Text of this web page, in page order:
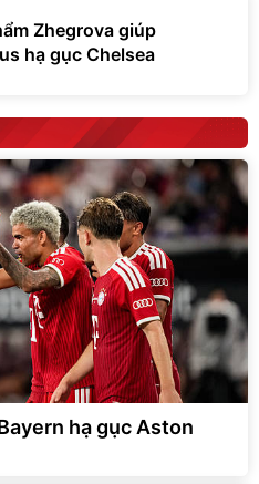
Zhegrova giúp
hạ gục Chelsea
hạ gục Aston